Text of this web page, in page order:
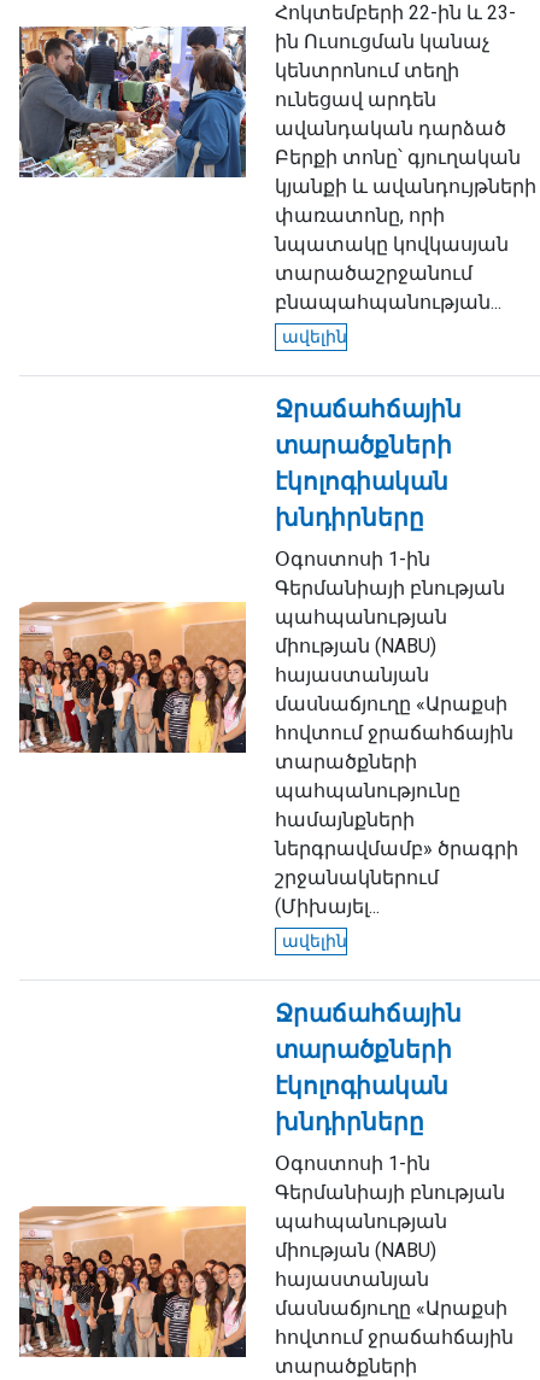
Հոկտեմբերի 22-ին և 23-
ին Ուսուցման կանաչ
կենտրոնում տեղի
ունեցավ արդեն
ավանդական դարձած
Բերքի տոնը՝ գյուղական
կյանքի և ավանդույթների
փառատոնը, որի
նպատակը կովկասյան
տարածաշրջանում
բնապահպանության...
ավելին
Ջրաճահճային
տարածքների
էկոլոգիական
խնդիրները
Օգոստոսի 1-ին
Գերմանիայի բնության
պահպանության
միության (NABU)
հայաստանյան
մասնաճյուղը «Արաքսի
հովտում ջրաճահճային
տարածքների
պահպանությունը
համայնքների
ներգրավմամբ» ծրագրի
շրջանակներում
(Միխայել...
ավելին
Ջրաճահճային
տարածքների
էկոլոգիական
խնդիրները
Օգոստոսի 1-ին
Գերմանիայի բնության
պահպանության
միության (NABU)
հայաստանյան
մասնաճյուղը «Արաքսի
հովտում ջրաճահճային
տարածքների